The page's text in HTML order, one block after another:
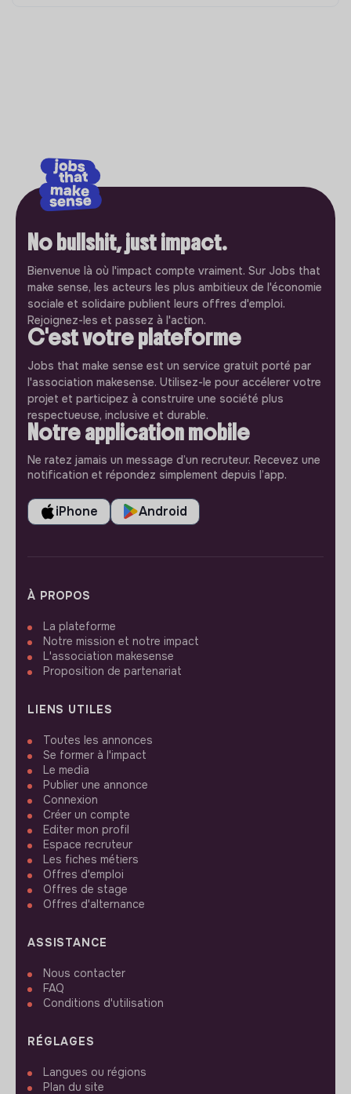
No bullshit, just impact.
Bienvenue là où l'impact compte vraiment. Sur Jobs that
make sense, les acteurs les plus ambitieux de l'économie
sociale et solidaire publient leurs offres d'emploi.
Rejoignez-les et passez à l'action.
C'est votre plateforme
Jobs that make sense est un service gratuit porté par
l'association makesense. Utilisez-le pour accélerer votre
projet et participez à construire une société plus
respectueuse, inclusive et durable.
Notre application mobile
Ne ratez jamais un message d’un recruteur. Recevez une
notification et répondez simplement depuis l’app.
iPhone Android
À PROPOS
La plateforme
Notre mission et notre impact
L'association makesense
Proposition de partenariat
LIENS UTILES
Toutes les annonces
Se former à l'impact
Le media
Publier une annonce
Connexion
Créer un compte
Editer mon profil
Espace recruteur
Les fiches métiers
Offres d'emploi
Offres de stage
Offres d'alternance
ASSISTANCE
Nous contacter
FAQ
Conditions d'utilisation
RÉGLAGES
Langues ou régions
Plan du site